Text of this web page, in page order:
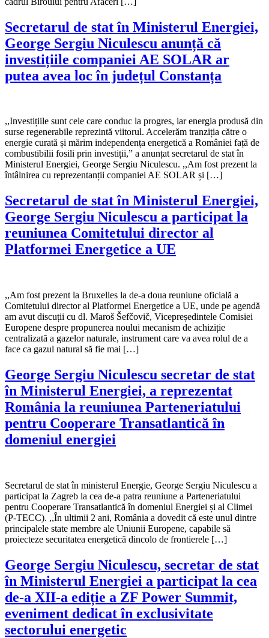
Secretarul de stat în Ministerul Energiei,
George Sergiu Niculescu anunță că
investițiile companiei AE SOLAR ar
putea avea loc în județul Constanța
,,Investițiile sunt cele care conduc la progres, iar energia produsă din
surse regenerabile reprezintă viitorul. Accelerăm tranziția către o
energie curată și mărim independența energetică a României față de
combustibilii fosili prin investiții,” a anunțat secretarul de stat în
Ministerul Energiei, George Sergiu Niculescu. ,,Am fost prezent la
întâlnirea cu reprezentanții companiei AE SOLAR și […]
Secretarul de stat în Ministerul Energiei,
George Sergiu Niculescu a participat la
reuniunea Comitetului director al
Platformei Energetice a UE
,,Am fost prezent la Bruxelles la de-a doua reuniune oficială a
Comitetului director al Platformei Energetice a UE, unde pe agendă
am avut discuții cu dl. Maroš Šefčovič, Vicepreședintele Comisiei
Europene despre propunerea noului mecanism de achiziție
centralizată a gazelor naturale, instrument care va avea rolul de a
face ca gazul natural să fie mai […]
George Sergiu Niculescu secretar de stat
în Ministerul Energiei, a reprezentat
România la reuniunea Parteneriatului
pentru Cooperare Transatlantică în
domeniul energiei
Secretarul de stat în ministerul Energie, George Sergiu Niculescu a
participat la Zagreb la cea de-a patra reuniune a Parteneriatului
pentru Cooperare Transatlantică în domeniul Energiei și al Climei
(P-TECC). ,,În ultimii 2 ani, România a dovedit că este unul dintre
principalele state membre ale Uniunii Europene, capabile să
proiecteze securitatea energetică dincolo de frontierele […]
George Sergiu Niculescu, secretar de stat
în Ministerul Energiei a participat la cea
de-a XII-a ediție a ZF Power Summit,
eveniment dedicat în exclusivitate
sectorului energetic